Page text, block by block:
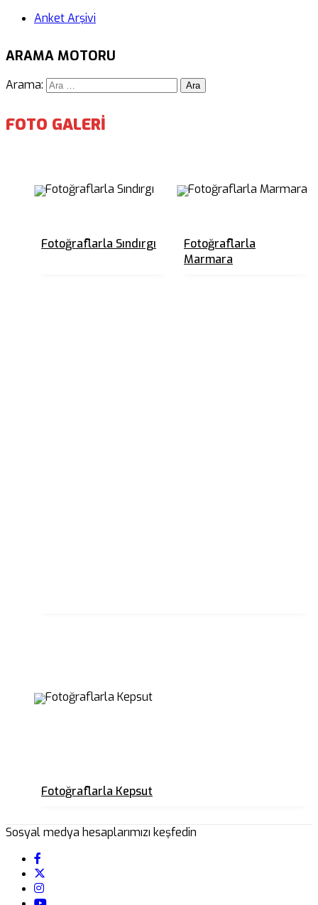
Anket Arşivi
ARAMA MOTORU
Arama:
FOTO GALERİ
Fotoğraflarla Sındırgı
Fotoğraflarla
Marmara
Fotoğraflarla Kepsut
Sosyal medya hesaplarımızı keşfedin